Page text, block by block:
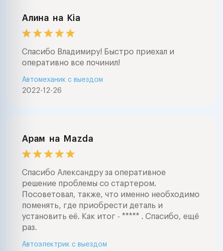
Алина на Kia
Спасибо Владимиру! Быстро приехал и
оперативно все починил!
2022-12-26
Автомеханик с выездом
Арам на Mazda
Спасибо Александру за оперативное
решение проблемы со стартером.
Посоветовал, также, что именно необходимо
поменять, где приобрести деталь и
установить её. Как итог - ***** . Спасибо, ещё
раз.
Автоэлектрик с выездом